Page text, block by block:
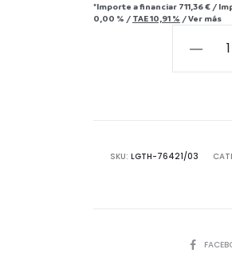
*Importe a financiar 711,36 € /
0,00 % / TAE10,91 % /Ver más
de
Natural/
SKU: LGTH-76421/03